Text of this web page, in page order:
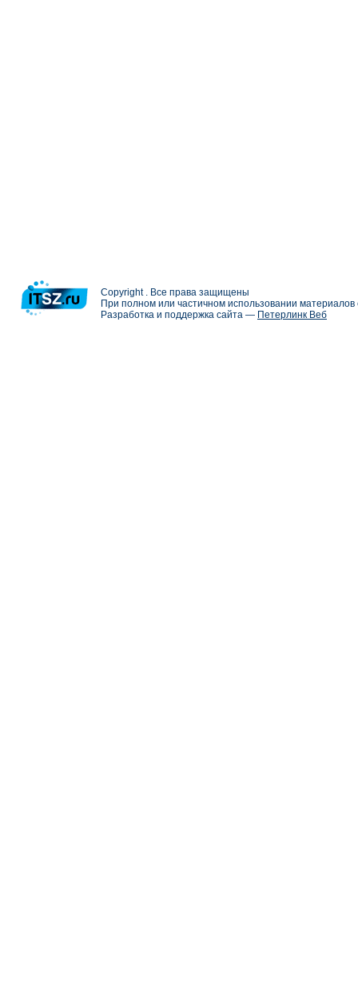
Copyright . Все права защищены
При полном или частичном использовании
Разработка и поддержка сайта — Петерлинк Веб